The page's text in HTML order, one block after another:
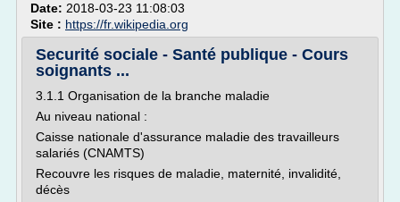
Date: 2018-03-23 11:08:03
Site : https://fr.wikipedia.org
Securité sociale - Santé publique - Cours
soignants ...
3.1.1 Organisation de la branche maladie
Au niveau national :
Caisse nationale d'assurance maladie des travailleurs
salariés (CNAMTS)
Recouvre les risques de maladie, maternité, invalidité,
décès